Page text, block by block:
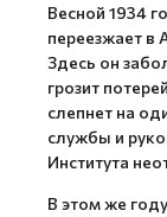
Весной 1934
переезжает в
Здесь он
грозит
слепнет на
службы и
Института
В этом же